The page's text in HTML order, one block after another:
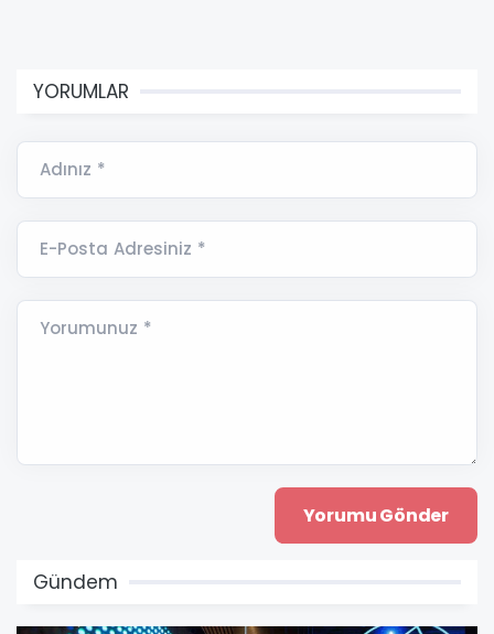
YORUMLAR
Adınız *
E-Posta Adresiniz *
Yorumunuz *
Gündem